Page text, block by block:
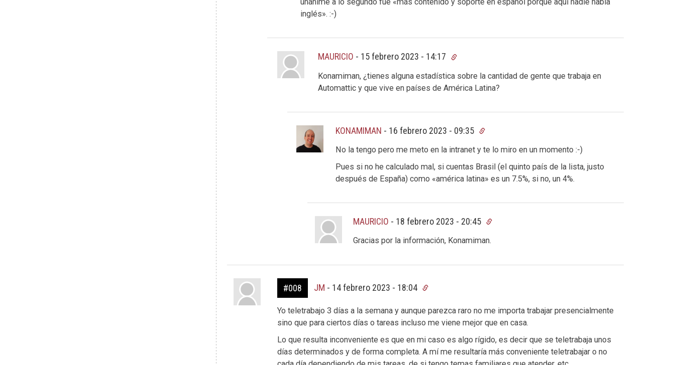
inglés». :-)
MAURICIO - 15 febrero 2023 - 14:17
Konamiman, ¿tienes alguna estadística sobre la cantidad de gente que trabaja en
Automattic y que vive en países de América Latina?
KONAMIMAN - 16 febrero 2023 - 09:35
No la tengo pero me meto en la intranet y te lo miro en un momento :-)
Pues si no he calculado mal, si cuentas Brasil (el quinto país de la lista, justo
después de España) como «américa latina» es un 7.5%, si no, un 4%.
MAURICIO - 18 febrero 2023 - 20:45
Gracias por la información, Konamiman.
#008 JM - 14 febrero 2023 - 18:04
Yo teletrabajo 3 días a la semana y aunque parezca raro no me importa trabajar presencialmente
sino que para ciertos días o tareas incluso me viene mejor que en casa.
Lo que resulta inconveniente es que en mi caso es algo rígido, es decir que se teletrabaja unos
días determinados y de forma completa. A mí me resultaría más conveniente teletrabajar o no